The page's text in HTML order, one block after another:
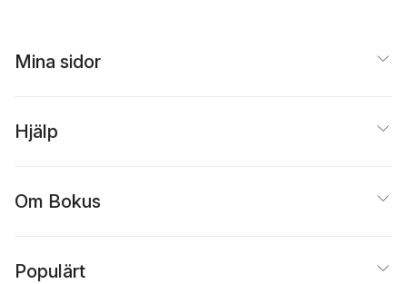
Mina sidor
Hjälp
Om Bokus
Populärt